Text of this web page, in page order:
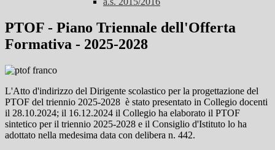
PTOF - Piano Triennale dell'Offerta
Formativa - 2025-2028
L'Atto d'indirizzo del Dirigente scolastico per la progettazione del
PTOF del triennio 2025-2028 è stato presentato in Collegio docenti
il 28.10.2024; il 16.12.2024 il Collegio ha elaborato il PTOF
sintetico per il triennio 2025-2028 e il Consiglio d'Istituto lo ha
adottato nella medesima data con delibera n. 442.